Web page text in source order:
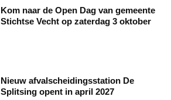
Kom naar de Open Dag van gemeente
Stichtse Vecht op zaterdag 3 oktober
Nieuw afvalscheidingsstation De
Splitsing opent in april 2027